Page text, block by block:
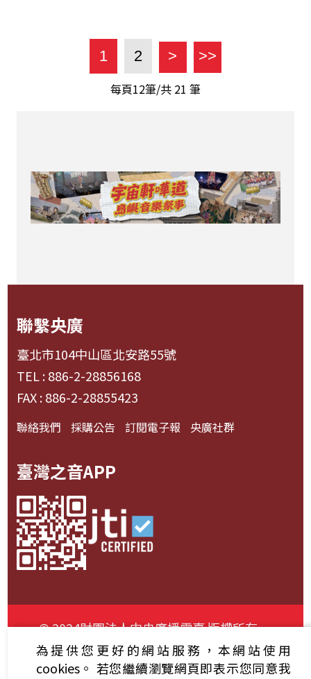
1 2 > >>
每頁12筆/共 21 筆
聯繫央廣
臺北市104中山區北安路55號
TEL : 886-2-28856168
FAX : 886-2-28855423
聯絡我們 採購公告 訂閱電子報 央廣社群
臺灣之音APP
© 2024財團法人中央廣播電臺 版權所有
資通安全政策聲明
服務條款 隱私權條款
為提供您更好的網站服務，本網站使用
cookies。 若您繼續瀏覽網頁即表示您同意我